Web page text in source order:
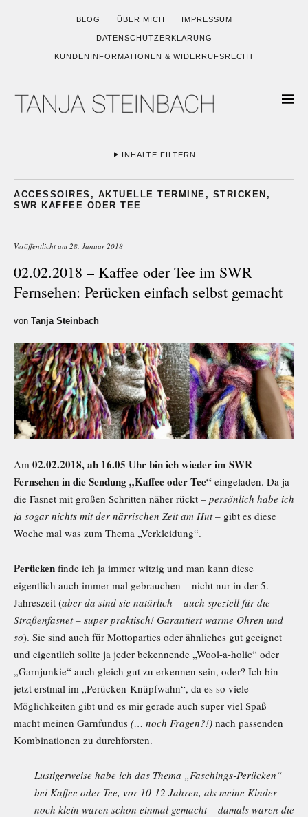
BLOG ÜBER MICH IMPRESSUM
DATENSCHUTZERKLÄRUNG
KUNDENINFORMATIONEN & WIDERRUFSRECHT
INHALTE FILTERN
ACCESSOIRES , AKTUELLE TERMINE , STRICKEN ,
SWR KAFFEE ODER TEE
Veröffentlicht am 28. Januar 2018
02.02.2018 – Kaffee oder Tee im SWR
Fernsehen: Perücken einfach selbst gemacht
von Tanja Steinbach
Am 02.02.2018, ab 16.05 Uhr bin ich wieder im SWR
Fernsehen in die Sendung „Kaffee oder Tee“ eingeladen. Da ja
die Fasnet mit großen Schritten näher rückt – persönlich habe ich
ja sogar nichts mit der närrischen Zeit am Hut– gibt es diese
Woche mal was zum Thema „Verkleidung“.
Perücken finde ich ja immer witzig und man kann diese
eigentlich auch immer mal gebrauchen – nicht nur in der 5.
Jahreszeit (aber da sind sie natürlich – auch speziell für die
Straßenfasnet – super praktisch! Garantiert warme Ohren und
so). Sie sind auch für Mottoparties oder ähnliches gut geeignet
und eigentlich sollte ja jeder bekennende „Wool-a-holic“ oder
„Garnjunkie“ auch gleich gut zu erkennen sein, oder? Ich bin
jetzt erstmal im „Perücken-Knüpfwahn“, da es so viele
Möglichkeiten gibt und es mir gerade auch super viel Spaß
macht meinen Garnfundus (… noch Fragen?!) nach passenden
Kombinationen zu durchforsten.
Lustigerweise habe ich das Thema „Faschings-Perücken“
bei Kaffee oder Tee, vor 10-12 Jahren, als meine Kinder
noch klein waren schon einmal gemacht – damals waren die